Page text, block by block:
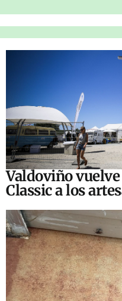
Valdoviño
Classic a los